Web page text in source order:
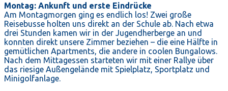
Montag: Ankunft und erste Eindrücke
Am Montagmorgen ging es endlich los! Zwei große
Reisebusse holten uns direkt an der Schule ab. Nach etwa
drei Stunden kamen wir in der Jugendherberge an und
konnten direkt unsere Zimmer beziehen – die eine Hälfte in
gemütlichen Apartments, die andere in coolen Bungalows.
Nach dem Mittagessen starteten wir mit einer Rallye über
das riesige Außengelände mit Spielplatz, Sportplatz und
Minigolfanlage.